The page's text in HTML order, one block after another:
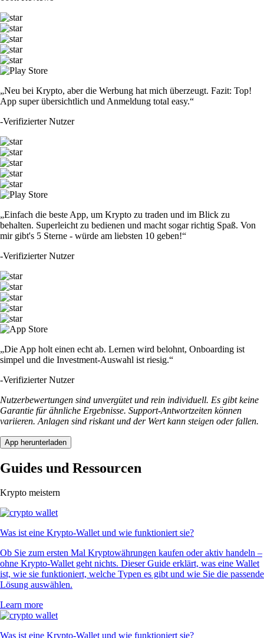
„Neu bei Krypto, aber die Werbung hat mich überzeugt. Fazit: Top!
App super übersichtlich und Anmeldung total easy.“
-Verifizierter Nutzer
„Einfach die beste App, um Krypto zu traden und im Blick zu
behalten. Superleicht zu bedienen und macht sogar richtig Spaß. Von
mir gibt's 5 Sterne - würde am liebsten 10 geben!“
-Verifizierter Nutzer
„Die App holt einen echt ab. Lernen wird belohnt, Onboarding ist
simpel und die Investment-Auswahl ist riesig.“
-Verifizierter Nutzer
Nutzerbewertungen sind unvergütet und rein individuell. Es gibt keine
Garantie für ähnliche Ergebnisse. Support-Antwortzeiten können
variieren. Anlagen sind riskant und der Wert kann steigen oder fallen.
App herunterladen
Guides und Ressourcen
Krypto meistern
Was ist eine Krypto-Wallet und wie funktioniert sie?
Ob Sie zum ersten Mal Kryptowährungen kaufen oder aktiv handeln –
ohne Krypto-Wallet geht nichts. Dieser Guide erklärt, was eine Wallet
ist, wie sie funktioniert, welche Typen es gibt und wie Sie die passende
Lösung auswählen.
Learn more
Was ist eine Krypto-Wallet und wie funktioniert sie?